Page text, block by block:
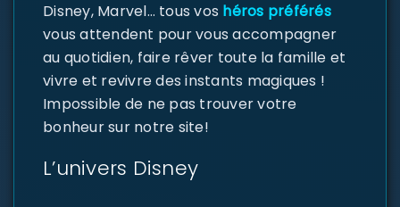
Disney, Marvel… tous vos héros préférés
vous attendent pour vous accompagner
au quotidien, faire rêver toute la famille et
vivre et revivre des instants magiques !
Impossible de ne pas trouver votre
bonheur sur notre site!
L’univers Disney